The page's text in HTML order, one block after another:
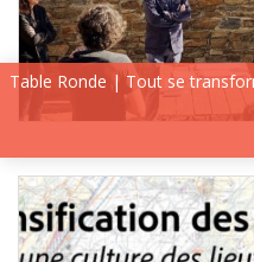
Table Ronde | Tout se